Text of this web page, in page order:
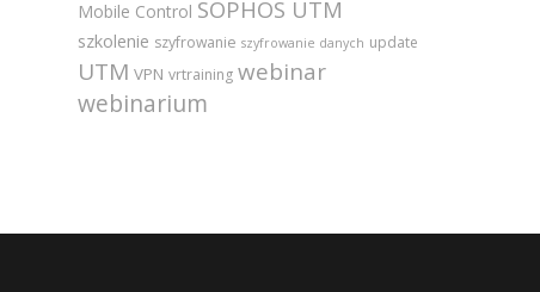
Mobile Control SOPHOS UTM
szkolenie szyfrowanie szyfrowanie danych update
UTM VPN vrtraining webinar
webinarium